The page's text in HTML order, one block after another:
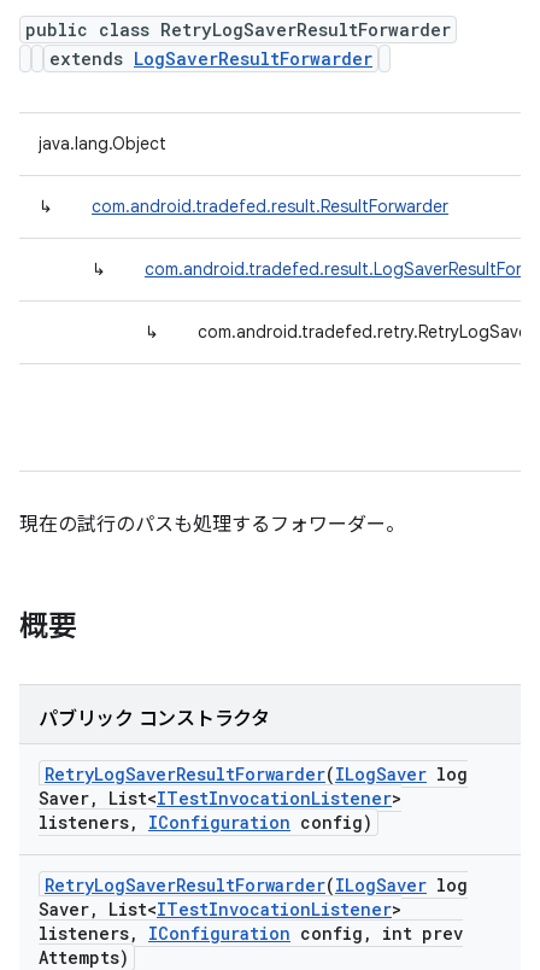
public class RetryLogSaverResultForwarder
extends LogSaverResultForwarder
java.lang.Object
↳ com.android.tradefed.result.ResultForwarder
↳
↳
現在の試行のパスも処理するフォワーダー。
概要
パブリック コンストラクタ
RetryLogSaverResultForwarder(ILogSaver log
Saver, List<ITestInvocationListener>
listeners, IConfiguration config)
RetryLogSaverResultForwarder(ILogSaver log
Saver, List<ITestInvocationListener>
listeners, IConfiguration config ,
int prev
Attempts)